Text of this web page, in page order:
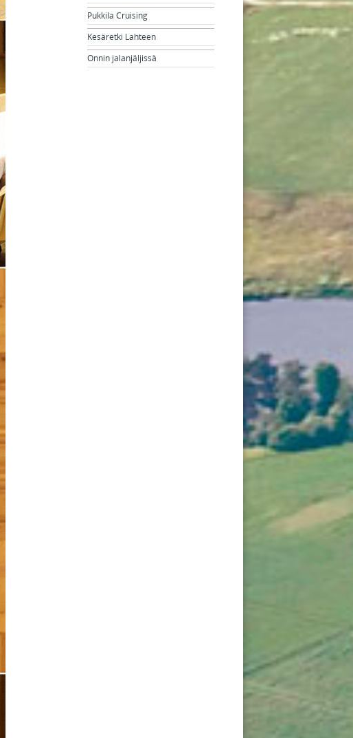
Pukkila Cruising
Kesäretki Lahteen
Onnin jalanjäljissä